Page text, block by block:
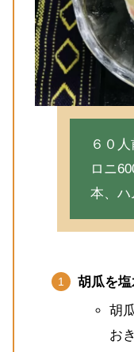
６０
ロニ
本、ハ
胡瓜を塩
胡
お